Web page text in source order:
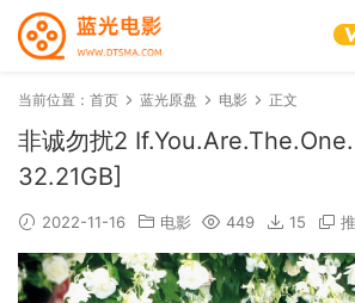
当前位置： 首页 蓝光原盘 电影 正文
非诚勿扰2
32.21GB]
2022-11-16 电影 449 15